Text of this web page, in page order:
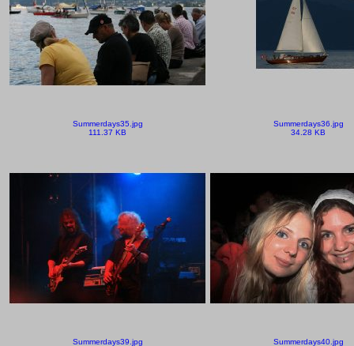
Summerdays35.jpg
111.37 KB
Summerdays36.jpg
34.28 KB
Summerdays39.jpg
Summerdays40.jpg